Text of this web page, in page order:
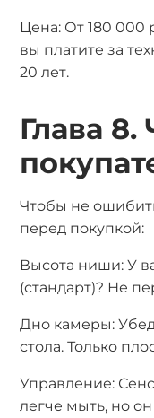
Цена: От 180 000
вы платите за
20 лет.
Глава 8.
Чтобы не
перед покупкой:
Высота ниши: У
(стандарт)? Не
Дно камеры:
стола. Только
Управление:
легче мыть, но